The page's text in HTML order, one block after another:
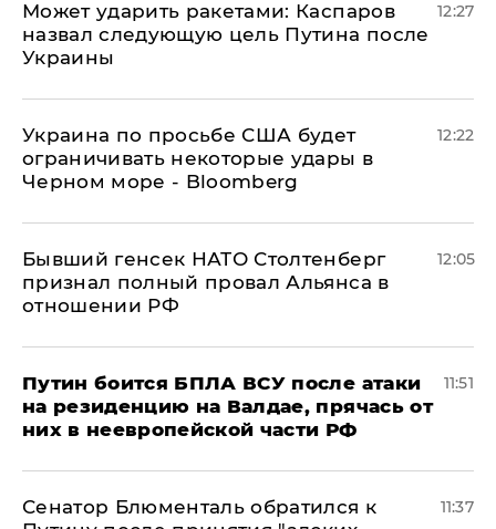
Может ударить ракетами: Каспаров
назвал следующую цель Путина после
Украины
12:27
Украина по просьбе США будет
ограничивать некоторые удары в
Черном море - Bloomberg
12:22
Бывший генсек НАТО Столтенберг
признал полный провал Альянса в
отношении РФ
12:05
Путин боится БПЛА ВСУ после атаки
на резиденцию на Валдае, прячась от
них в неевропейской части РФ
11:51
Сенатор Блюменталь обратился к
11:37